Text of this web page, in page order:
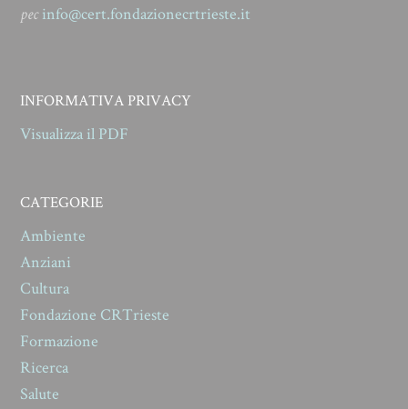
pecinfo@cert.fondazionecrtrieste.it
INFORMATIVA PRIVACY
Visualizza il PDF
CATEGORIE
Ambiente
Anziani
Cultura
Fondazione CRTrieste
Formazione
Ricerca
Salute